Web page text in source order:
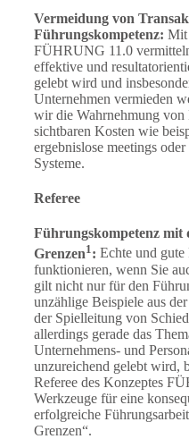
Vermeidung von
Führungskompetenz: Mit
FÜHRUNG 11.0
effektive und
gelebt wird und
Unternehmen vermieden
wir die Wahrnehmung
sichtbaren Kosten wie
ergebnislose meetings
Systeme.
Referee
Führungskompetenz mit
Grenzen1 : Echte und
funktionieren, wenn Sie
gilt nicht nur für den
unzählige Beispiele aus
der Spielleitung von
allerdings gerade das
Unternehmens- und
unzureichend gelebt wird,
Referee des Konzeptes
Werkzeuge für eine
erfolgreiche
Grenzen“.